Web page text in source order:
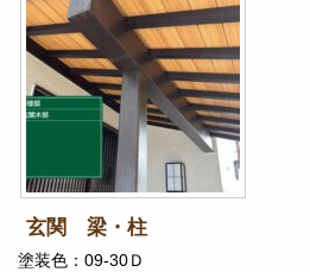
玄関 梁・柱
塗装色：09-30Ｄ